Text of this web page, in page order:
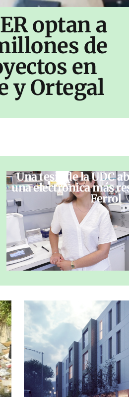
optan a
de
en
y Ortegal
Una tesis de la UDC
una electrónica más
Ferrol